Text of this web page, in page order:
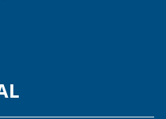
Repasses
de